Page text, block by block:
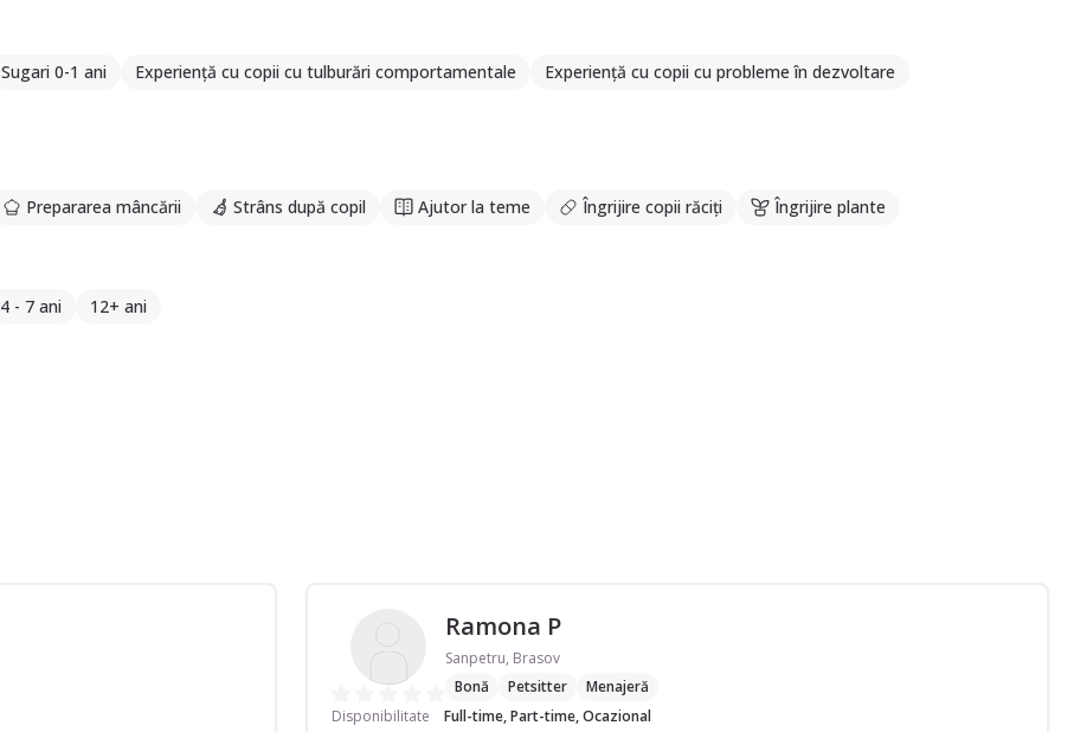
Sugari 0-1 ani Experiență cu copii cu tulburări comportamentale
Experiență cu copii cu probleme în dezvoltare
Prepararea mâncării Strâns după copil Ajutor la teme Îngrijire copii răciți Îngrijire plante
4 - 7 ani 12+ ani
Ramona P
Sanpetru, Brasov
Bonă
Petsitter
Menajeră
Disponibilitate
Full-time, Part-time, Ocazional